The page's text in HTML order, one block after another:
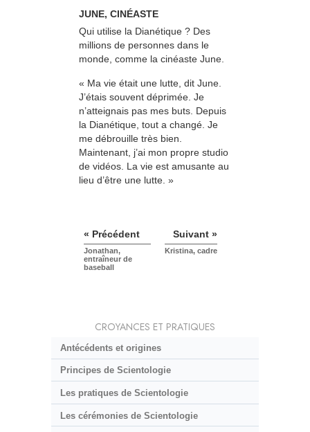
JUNE, CINÉASTE
Qui utilise la Dianétique ? Des
millions de personnes dans le
monde, comme la cinéaste June.
« Ma vie était une lutte, dit June.
J’étais souvent déprimée. Je
n’atteignais pas mes buts. Depuis
la Dianétique, tout a changé. Je
me débrouille très bien.
Maintenant, j’ai mon propre studio
de vidéos. La vie est amusante au
lieu d’être une lutte. »
« Précédent
Jonathan,
entraîneur de
baseball
Suivant »
Kristina, cadre
CROYANCES ET PRATIQUES
Antécédents et origines
Principes de Scientologie
Les pratiques de Scientologie
Les cérémonies de Scientologie